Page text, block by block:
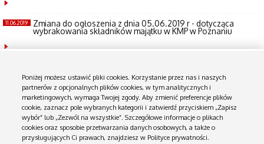
11.06.2019 Zmiana do ogłoszenia z dnia 05.06.2019 r - dotycząca
wybrakowania składników majątku w KMP w Poznaniu
Poznaniu
10.06.2019 Ogłoszenie o sprzedaży na surowce wtórne przedmiotów
powstałych w wyniku likwidacji zbędnych lub zużytych
składników rzeczowych majątku ruchomego
Poniżej możesz ustawić pliki cookies. Korzystanie przez nas i naszych
partnerów z opcjonalnych plików cookies, w tym analitycznych i
marketingowych, wymaga Twojej zgody. Aby zmienić preferencje plików
cookie, zaznacz pole wybranych kategorii i zatwierdź przyciskiem „Zapisz
wybór” lub „Zezwól na wszystkie”. Szczegółowe informacje o plikach
cookies oraz sposobie przetwarzania danych osobowych, a także o
przysługujących Ci prawach, znajdziesz w Polityce prywatności.